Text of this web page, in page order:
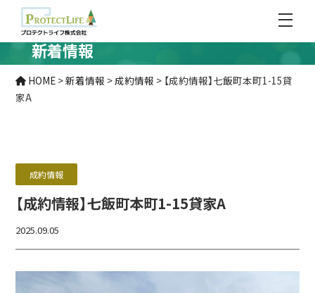
新着情報
HOME >新着情報 >成約情報 > 【成約情報】七飯町本町1-15貸
家A
成約情報
【成約情報】七飯町本町1-15貸家A
2025.09.05